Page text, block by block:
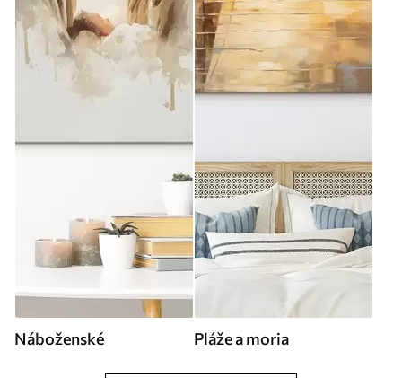
Náboženské Pláže a moria